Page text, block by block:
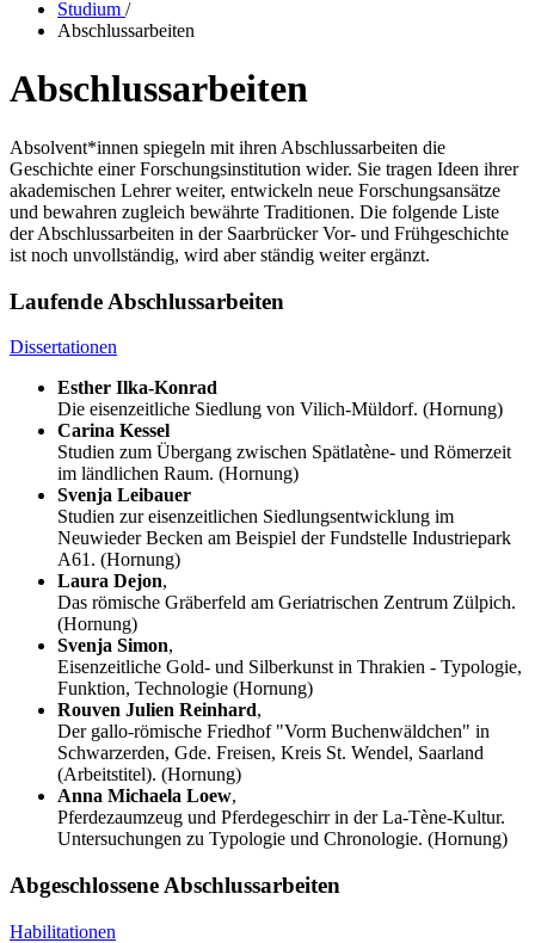
Studium /
Abschlussarbeiten
Abschlussarbeiten
Absolvent*innen spiegeln mit ihren Abschlussarbeiten die
Geschichte einer Forschungsinstitution wider. Sie tragen Ideen ihrer
akademischen Lehrer weiter, entwickeln neue Forschungsansätze
und bewahren zugleich bewährte Traditionen. Die folgende Liste
der Abschlussarbeiten in der Saarbrücker Vor- und Frühgeschichte
ist noch unvollständig, wird aber ständig weiter ergänzt.
Laufende Abschlussarbeiten
Dissertationen
Esther Ilka-Konrad
Die eisenzeitliche Siedlung von Vilich-Müldorf. (Hornung)
Carina Kessel
Studien zum Übergang zwischen Spätlatène- und Römerzeit
im ländlichen Raum. (Hornung)
Svenja Leibauer
Studien zur eisenzeitlichen Siedlungsentwicklung im
Neuwieder Becken am Beispiel der Fundstelle Industriepark
A61. (Hornung)
Laura Dejon,
Das römische Gräberfeld am Geriatrischen Zentrum Zülpich.
(Hornung)
Svenja Simon,
Eisenzeitliche Gold- und Silberkunst in Thrakien - Typologie,
Funktion, Technologie (Hornung)
Rouven Julien Reinhard,
Der gallo-römische Friedhof "Vorm Buchenwäldchen" in
Schwarzerden, Gde. Freisen, Kreis St. Wendel, Saarland
(Arbeitstitel). (Hornung)
Anna Michaela Loew,
Pferdezaumzeug und Pferdegeschirr in der La-Tène-Kultur.
Untersuchungen zu Typologie und Chronologie. (Hornung)
Abgeschlossene Abschlussarbeiten
Habilitationen